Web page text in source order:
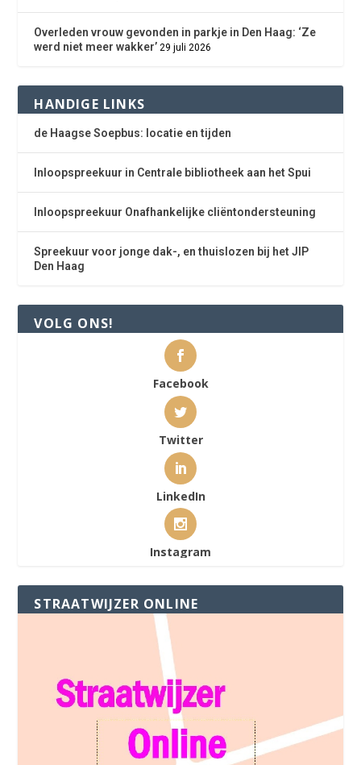
Overleden vrouw gevonden in parkje in Den Haag: ‘Ze
werd niet meer wakker’ 29 juli 2026
HANDIGE LINKS
de Haagse Soepbus: locatie en tijden
Inloopspreekuur in Centrale bibliotheek aan het Spui
Inloopspreekuur Onafhankelijke cliëntondersteuning
Spreekuur voor jonge dak-, en thuislozen bij het JIP
Den Haag
VOLG ONS!
Facebook
Twitter
LinkedIn
Instagram
STRAATWIJZER ONLINE